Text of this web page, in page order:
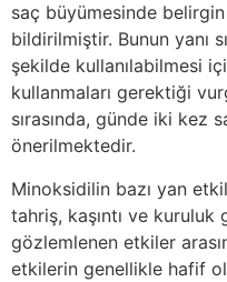
saç büyümesinde
bildirilmiştir. Bunun yanı
şekilde kullanılabilmesi
kullanmaları gerektiği
sırasında, günde iki kez
önerilmektedir.
Minoksidilin bazı yan
tahriş, kaşıntı ve kuruluk
gözlemlenen etkiler
etkilerin genellikle hafif